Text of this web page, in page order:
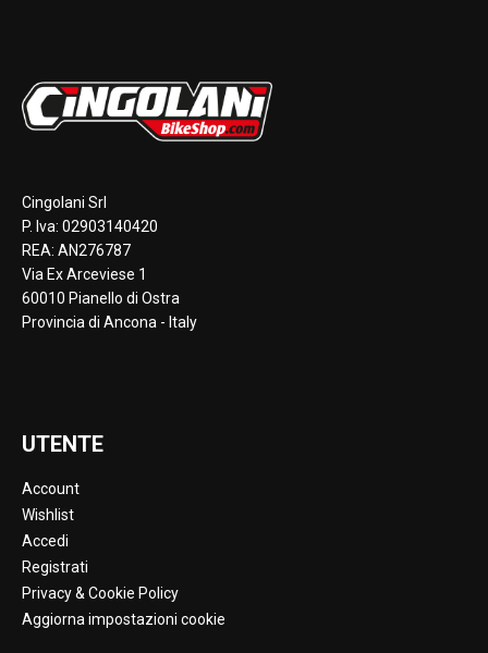
Cingolani Srl
P. Iva: 02903140420
REA: AN276787
Via Ex Arceviese 1
60010 Pianello di Ostra
Provincia di Ancona - Italy
UTENTE
Account
Wishlist
Accedi
Registrati
Privacy & Cookie Policy
Aggiorna impostazioni cookie